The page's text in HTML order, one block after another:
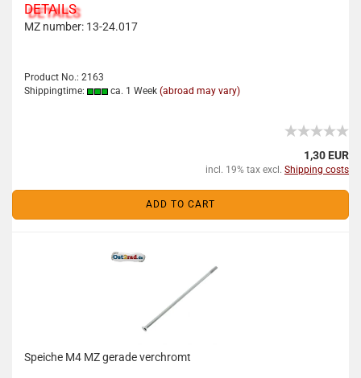
DETAILS
MZ number: 13-24.017
Product No.: 2163
Shippingtime:
ca. 1 Week (abroad may vary)
1,30 EUR
incl. 19% tax excl. Shipping costs
ADD TO CART
Speiche M4 MZ gerade verchromt